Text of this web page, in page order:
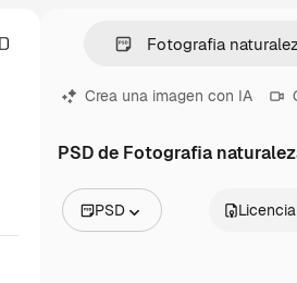
Crea una imagen con IA
PSD de Fotografia
PSD Licencia